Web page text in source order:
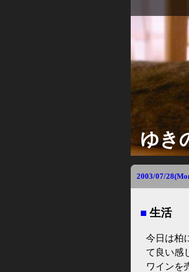
ゆき
2003/07/
■ 生活
今日は柏
て良い感
ワインを